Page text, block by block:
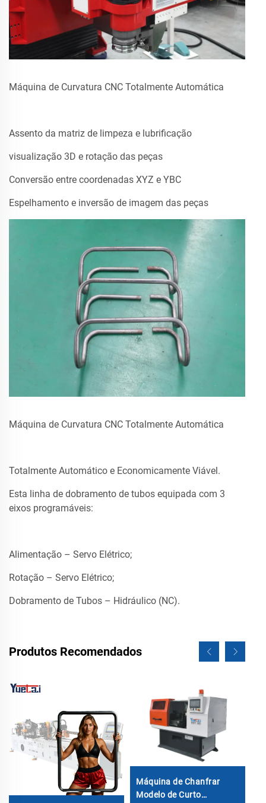
Máquina de Curvatura CNC Totalmente Automática
Assento da matriz de limpeza e lubrificação
visualização 3D e rotação das peças
Conversão entre coordenadas XYZ e YBC
Espelhamento e inversão de imagem das peças
Máquina de Curvatura CNC Totalmente Automática
Totalmente Automático e Economicamente Viável.
Esta linha de dobramento de tubos equipada com 3
eixos programáveis:
Alimentação – Servo Elétrico;
Rotação – Servo Elétrico;
Dobramento de Tubos – Hidráulico (NC).
Produtos Recomendados
Máquina de Chanfrar
Modelo de Curto